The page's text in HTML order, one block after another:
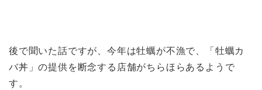
後で聞いた話ですが、今年は牡蠣が不漁で、「牡蠣カ
バ丼」の提供を断念する店舗がちらほらあるようで
す。